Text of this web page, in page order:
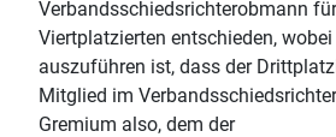
Verbandsschiedsrichterobmann
Viertplatzierten entschieden,
auszuführen ist, dass der
Mitglied im
Gremium also, dem der